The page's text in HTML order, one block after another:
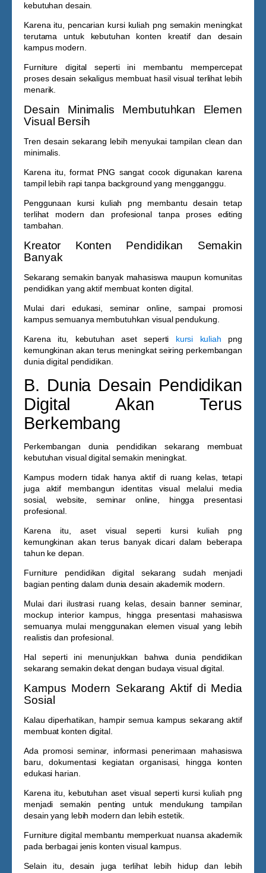
kebutuhan desain.
Karena itu, pencarian kursi kuliah png semakin meningkat
terutama untuk kebutuhan konten kreatif dan desain
kampus modern.
Furniture digital seperti ini membantu mempercepat
proses desain sekaligus membuat hasil visual terlihat lebih
menarik.
Desain Minimalis Membutuhkan Elemen
Visual Bersih
Tren desain sekarang lebih menyukai tampilan clean dan
minimalis.
Karena itu, format PNG sangat cocok digunakan karena
tampil lebih rapi tanpa background yang mengganggu.
Penggunaan kursi kuliah png membantu desain tetap
terlihat modern dan profesional tanpa proses editing
tambahan.
Kreator Konten Pendidikan Semakin
Banyak
Sekarang semakin banyak mahasiswa maupun komunitas
pendidikan yang aktif membuat konten digital.
Mulai dari edukasi, seminar online, sampai promosi
kampus semuanya membutuhkan visual pendukung.
Karena itu, kebutuhan aset seperti kursi kuliah png
kemungkinan akan terus meningkat seiring perkembangan
dunia digital pendidikan.
B. Dunia Desain Pendidikan
Digital Akan Terus
Berkembang
Perkembangan dunia pendidikan sekarang membuat
kebutuhan visual digital semakin meningkat.
Kampus modern tidak hanya aktif di ruang kelas, tetapi
juga aktif membangun identitas visual melalui media
sosial, website, seminar online, hingga presentasi
profesional.
Karena itu, aset visual seperti kursi kuliah png
kemungkinan akan terus banyak dicari dalam beberapa
tahun ke depan.
Furniture pendidikan digital sekarang sudah menjadi
bagian penting dalam dunia desain akademik modern.
Mulai dari ilustrasi ruang kelas, desain banner seminar,
mockup interior kampus, hingga presentasi mahasiswa
semuanya mulai menggunakan elemen visual yang lebih
realistis dan profesional.
Hal seperti ini menunjukkan bahwa dunia pendidikan
sekarang semakin dekat dengan budaya visual digital.
Kampus Modern Sekarang Aktif di Media
Sosial
Kalau diperhatikan, hampir semua kampus sekarang aktif
membuat konten digital.
Ada promosi seminar, informasi penerimaan mahasiswa
baru, dokumentasi kegiatan organisasi, hingga konten
edukasi harian.
Karena itu, kebutuhan aset visual seperti kursi kuliah png
menjadi semakin penting untuk mendukung tampilan
desain yang lebih modern dan lebih estetik.
Furniture digital membantu memperkuat nuansa akademik
pada berbagai jenis konten visual kampus.
Selain itu, desain juga terlihat lebih hidup dan lebih